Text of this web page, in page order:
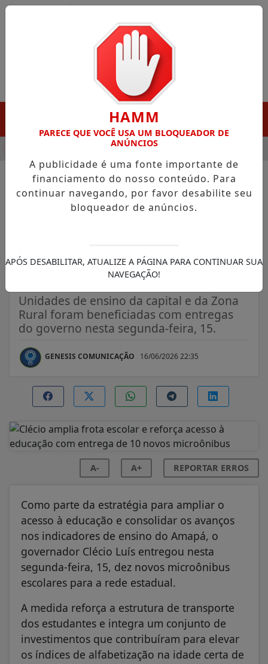
EM PORTO GRANDE COM ATUAÇÃO VOLTADA AO
NOTÍCIAS/GOVERNO DO AMAPÁ
Clécio amplia frota escolar e
com entrega de 10 novos
microônibus
Unidades de ensino da capital e da Zona
Rural foram beneficiadas com entregas
do governo nesta segunda-feira, 15.
GENESIS COMUNICAÇÃO 16/06/2026 22:35
A- A+ REPORTAR ERROS
Como parte da estratégia para ampliar o
acesso à educação e consolidar os avanços
nos indicadores de ensino do Amapá, o
governador Clécio Luís entregou nesta
segunda-feira, 15, dez novos microônibus
escolares para a rede estadual.
A medida reforça a estrutura de transporte
dos estudantes e integra um conjunto de
investimentos que contribuíram para elevar
os índices de alfabetização na idade certa de
HAMM
PARECE QUE VOCÊ USA UM BLOQUEADOR DE
ANÚNCIOS
A publicidade é uma fonte importante de
financiamento do nosso conteúdo. Para
continuar navegando, por favor desabilite seu
bloqueador de anúncios.
APÓS DESABILITAR, ATUALIZE A PÁGINA PARA CONTINUAR SUA
NAVEGAÇÃO!